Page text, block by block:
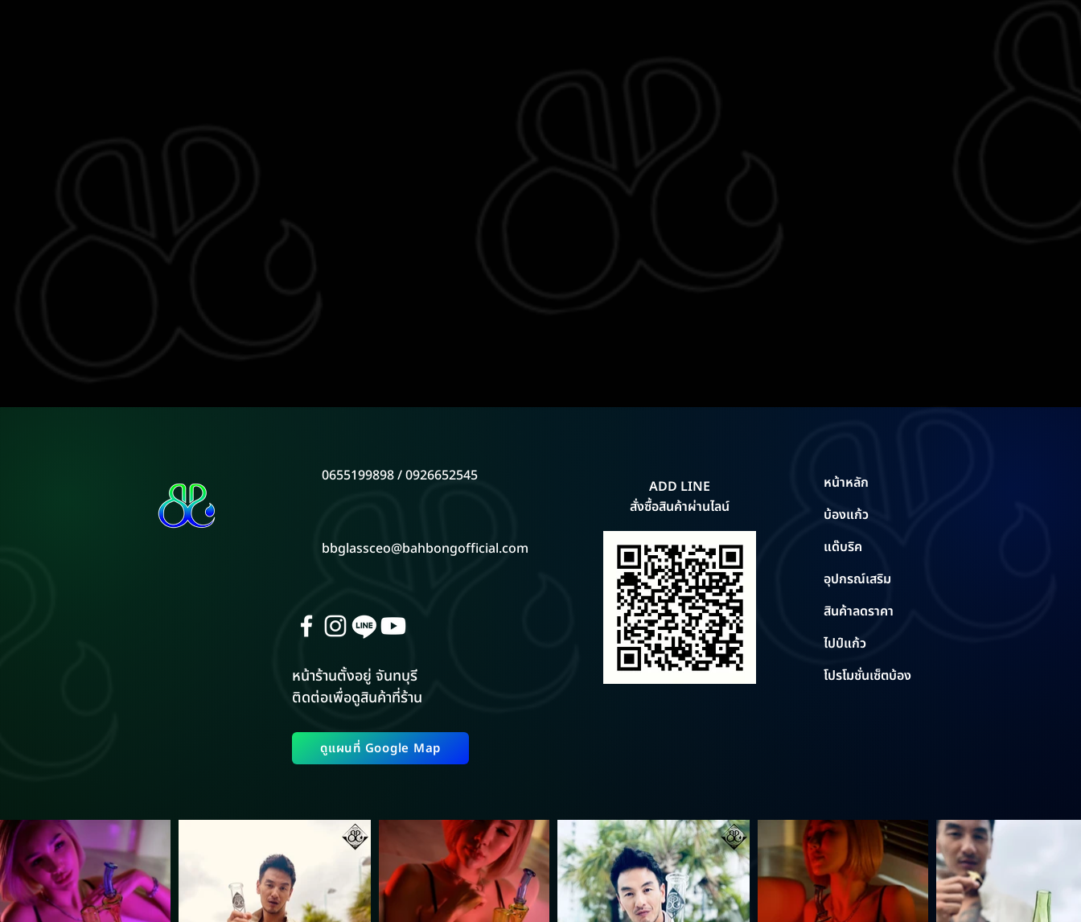
0655199898 / 0926652545
bbglassceo@bahbongofficial.com
หน้าร้านตั้งอยู่ จันทบุรี
ติดต่อเพื่อดูสินค้าที่ร้าน
ดูแผนที่ Google Map
ADD LINE
สั่งซื้อสินค้าผ่านไลน์
หน้าหลัก
บ้องแก้ว
แด๊บริค
อุปกรณ์เสริม
สินค้าลดราคา
ไปป์แก้ว
โปรโมชั่นเซ็ตบ้อง